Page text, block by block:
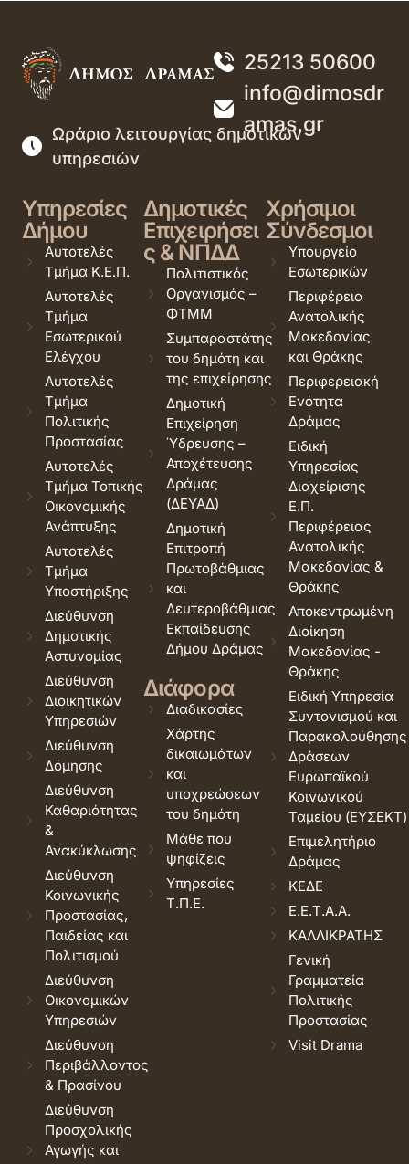
25213 50600
info@dimosdr
amas.gr
Ωράριο λειτουργίας δημοτικών
υπηρεσιών
Υπηρεσίες
Δήμου
Αυτοτελές
Τμήμα Κ.Ε.Π.
Αυτοτελές
Τμήμα
Εσωτερικού
Ελέγχου
Αυτοτελές
Τμήμα
Πολιτικής
Προστασίας
Αυτοτελές
Τμήμα Τοπικής
Οικονομικής
Ανάπτυξης
Αυτοτελές
Τμήμα
Υποστήριξης
Διεύθυνση
Δημοτικής
Αστυνομίας
Διεύθυνση
Διοικητικών
Υπηρεσιών
Διεύθυνση
Δόμησης
Διεύθυνση
Καθαριότητας
&
Ανακύκλωσης
Διεύθυνση
Κοινωνικής
Προστασίας,
Παιδείας και
Πολιτισμού
Διεύθυνση
Οικονομικών
Υπηρεσιών
Διεύθυνση
Περιβάλλοντος
& Πρασίνου
Διεύθυνση
Προσχολικής
Αγωγής και
Δημοτικές
Επιχειρήσει
ς & ΝΠΔΔ
Πολιτιστικός
Οργανισμός –
ΦΤΜΜ
Συμπαραστάτης
του δημότη και
της επιχείρησης
Δημοτική
Επιχείρηση
Ύδρευσης –
Αποχέτευσης
Δράμας
(ΔΕΥΑΔ)
Δημοτική
Επιτροπή
Πρωτοβάθμιας
και
Δευτεροβάθμιας
Εκπαίδευσης
Δήμου Δράμας
Διάφορα
Διαδικασίες
Χάρτης
δικαιωμάτων
και
υποχρεώσεων
του δημότη
Μάθε που
ψηφίζεις
Υπηρεσίες
Τ.Π.Ε.
Χρήσιμοι
Σύνδεσμοι
Υπουργείο
Εσωτερικών
Περιφέρεια
Ανατολικής
Μακεδονίας
και Θράκης
Περιφερειακή
Ενότητα
Δράμας
Ειδική
Υπηρεσίας
Διαχείρισης
Ε.Π.
Περιφέρειας
Ανατολικής
Μακεδονίας &
Θράκης
Αποκεντρωμένη
Διοίκηση
Μακεδονίας -
Θράκης
Ειδική Υπηρεσία
Συντονισμού και
Παρακολούθησης
Δράσεων
Ευρωπαϊκού
Κοινωνικού
Ταμείου (ΕΥΣΕΚΤ)
Επιμελητήριο
Δράμας
ΚΕΔΕ
Ε.Ε.Τ.Α.Α.
ΚΑΛΛΙΚΡΑΤΗΣ
Γενική
Γραμματεία
Πολιτικής
Προστασίας
Visit Drama